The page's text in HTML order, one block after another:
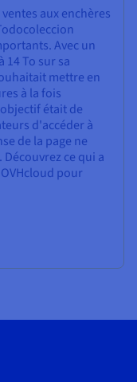
aux enchères
Avec un
14 To sur sa
mettre en
à la fois
était de
d'accéder à
de la page ne
ce qui a
pour